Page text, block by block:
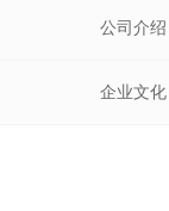
公司介绍
企业文化